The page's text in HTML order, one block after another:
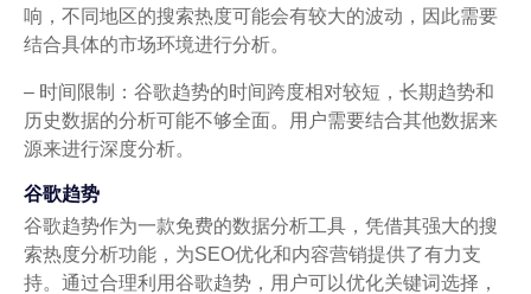
响，不同地区的搜索热度可能会有较大的波动，因此需要
结合具体的市场环境进行分析。
– 时间限制：谷歌趋势的时间跨度相对较短，长期趋势和
历史数据的分析可能不够全面。用户需要结合其他数据来
源来进行深度分析。
谷歌趋势
谷歌趋势作为一款免费的数据分析工具，凭借其强大的搜
索热度分析功能，为SEO优化和内容营销提供了有力支
持。通过合理利用谷歌趋势，用户可以优化关键词选择，